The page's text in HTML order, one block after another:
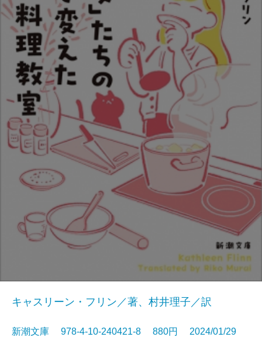
キャスリーン・フリン／著、村井理子／訳
新潮文庫 978-4-10-240421-8 880円 2024/01/29